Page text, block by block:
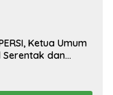
Ketua Umum
Serentak dan